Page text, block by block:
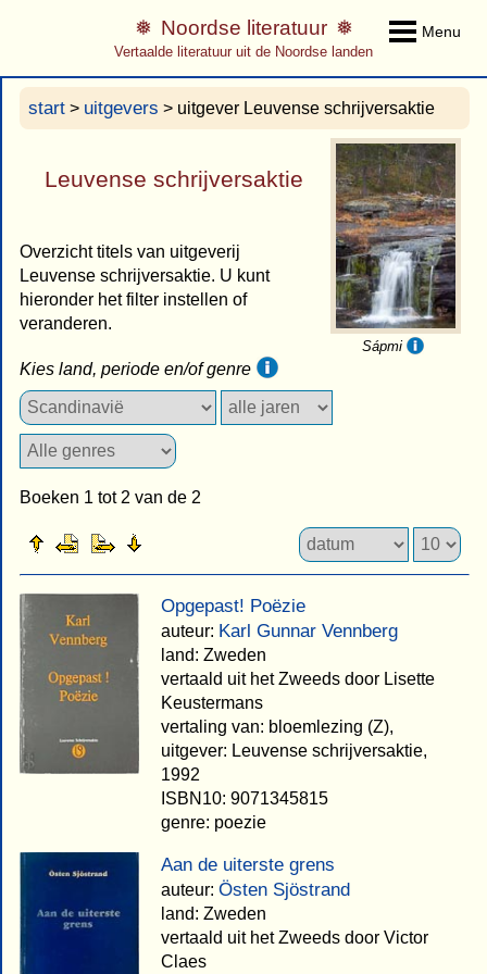
Menu
Noordse literatuur
Vertaalde literatuur uit de Noordse landen
start > uitgevers > uitgever Leuvense schrijversaktie
Sápmi
Leuvense schrijversaktie
Overzicht titels van uitgeverij
Leuvense schrijversaktie. U kunt
hieronder het filter instellen of
veranderen.
Kies land, periode en/of genre
Boeken 1 tot 2 van de 2
Opgepast! Poëzie
auteur: Karl Gunnar Vennberg
land: Zweden
vertaald uit het Zweeds door Lisette
Keustermans
vertaling van: bloemlezing (Z),
uitgever: Leuvense schrijversaktie,
1992
ISBN10: 9071345815
genre: poezie
Aan de uiterste grens
auteur: Östen Sjöstrand
land: Zweden
vertaald uit het Zweeds door Victor
Claes